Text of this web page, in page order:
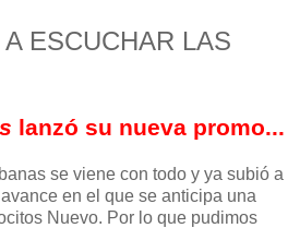
ESCUCHAR LAS
lanzó su nueva promo...
se viene con todo y ya subió a
en el que se anticipa una
Nuevo. Por lo que pudimos